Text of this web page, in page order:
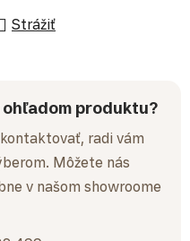
Strážiť
produktu?
radi vám
Môžete nás
v našom showroome